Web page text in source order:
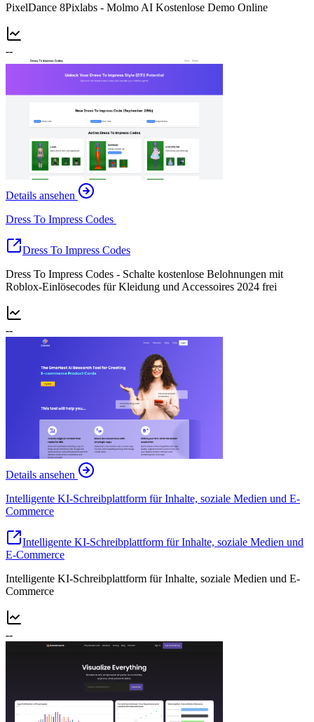
PixelDance 8Pixlabs - Molmo AI Kostenlose Demo Online
--
Details ansehen
Dress To Impress Codes
Dress To Impress Codes
Dress To Impress Codes - Schalte kostenlose Belohnungen mit
Roblox-Einlösecodes für Kleidung und Accessoires 2024 frei
--
Details ansehen
Intelligente KI-Schreibplattform für Inhalte, soziale Medien und E-
Commerce
Intelligente KI-Schreibplattform für Inhalte, soziale Medien und
E-Commerce
Intelligente KI-Schreibplattform für Inhalte, soziale Medien und E-
Commerce
--